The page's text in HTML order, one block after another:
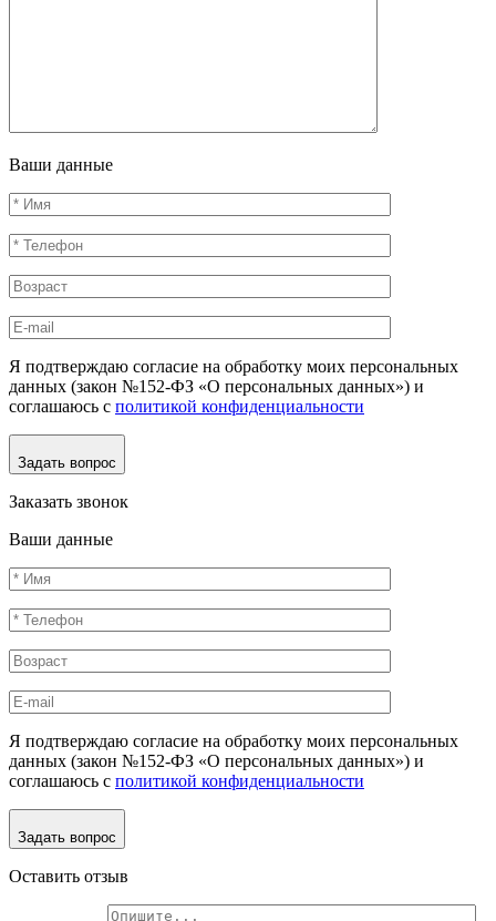
Ваши данные
Я подтверждаю согласие на обработку моих персональных
данных (закон №152-ФЗ «О персональных данных») и
соглашаюсь с политикой конфиденциальности
Задать вопрос
Заказать звонок
Ваши данные
Я подтверждаю согласие на обработку моих персональных
данных (закон №152-ФЗ «О персональных данных») и
соглашаюсь с политикой конфиденциальности
Задать вопрос
Оставить отзыв